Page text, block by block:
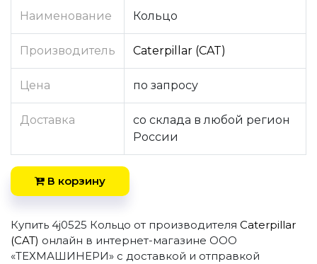
Наименование Кольцо
Производитель Caterpillar (CAT)
Цена по запросу
Доставка
со склада в любой регион
России
В корзину
Купить 4j0525 Кольцо от производителя Caterpillar
(CAT) онлайн в интернет-магазине ООО
«ТЕХМАШИНЕРИ» с доставкой и отправкой